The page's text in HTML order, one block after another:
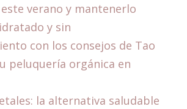
verano y mantenerlo
y sin
con los consejos de Tao
peluquería orgánica en
la alternativa saludable